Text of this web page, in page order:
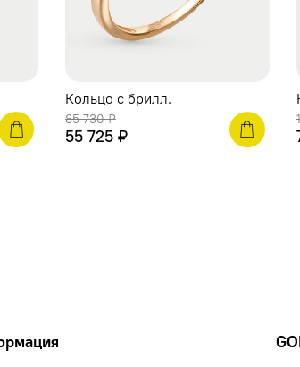
Кольцо c брилл.
85 730 ₽
55 725 ₽